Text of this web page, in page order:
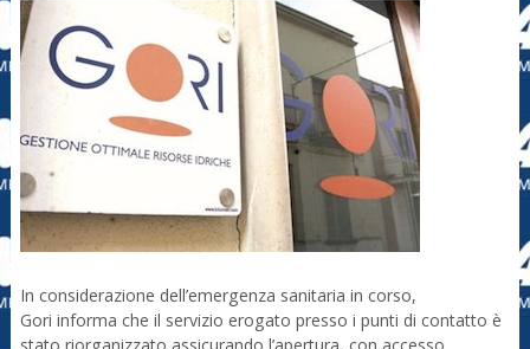
In considerazione dell’emergenza sanitaria in corso,
Gori informa che il servizio erogato presso i punti di contatto è